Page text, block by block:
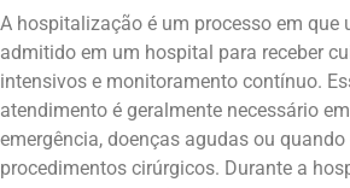
A hospitalização é um processo em que
admitido em um hospital para receber
intensivos e monitoramento contínuo.
atendimento é geralmente necessário
emergência, doenças agudas ou
procedimentos cirúrgicos. Durante a